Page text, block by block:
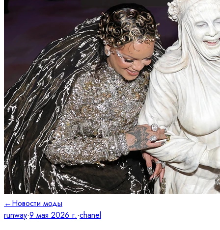
←Новости моды
runway·9 мая 2026 г.·chanel